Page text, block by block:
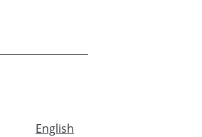
English